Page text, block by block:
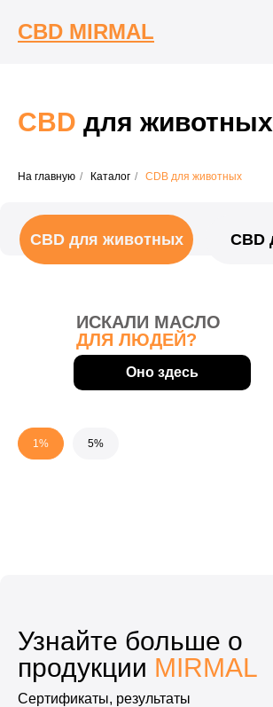
CBD MIRMAL
CBD для животных
На главную / Каталог / CDB для животных
CBD для людей
CBD для животных
Крем с CBD
ИСКАЛИ МАСЛО
ДЛЯ ЛЮДЕЙ?
Оно здесь
1% 5%
Узнайте больше о
продукции MIRMAL
Сертификаты, результаты